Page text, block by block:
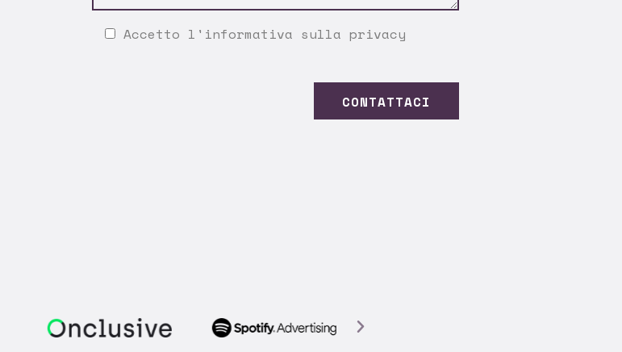
Accetto l' informativa sulla privacy